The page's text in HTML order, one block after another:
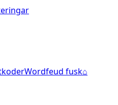
Wordfeud fusk⌂